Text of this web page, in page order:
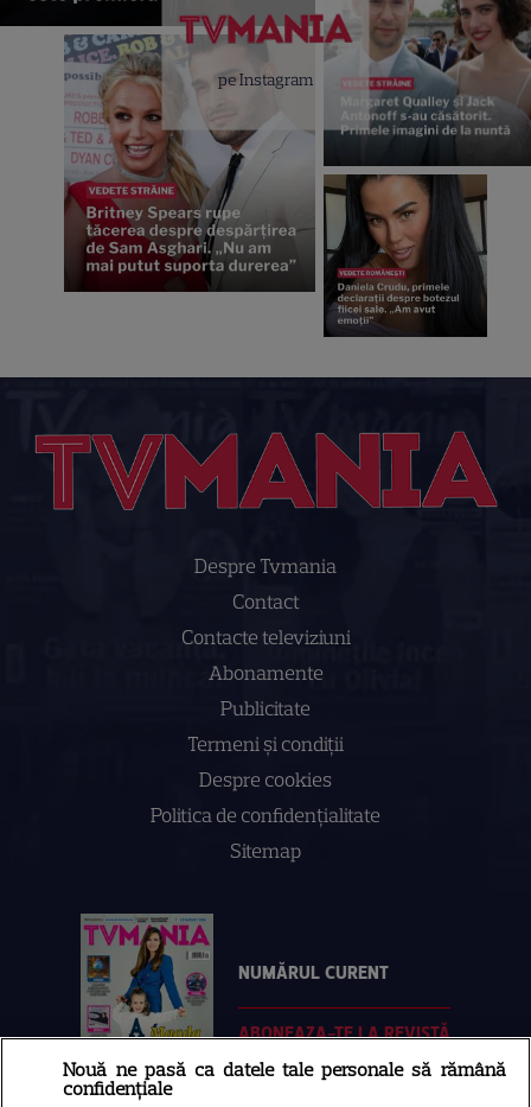
pe Instagram
Despre Tvmania
Contact
Contacte televiziuni
Abonamente
Publicitate
Termeni și condiții
Despre cookies
Politica de confidenţialitate
Sitemap
NUMĂRUL CURENT
ABONEAZA-TE LA REVISTĂ
Nouă ne pasă ca datele tale personale să rămână
confidențiale